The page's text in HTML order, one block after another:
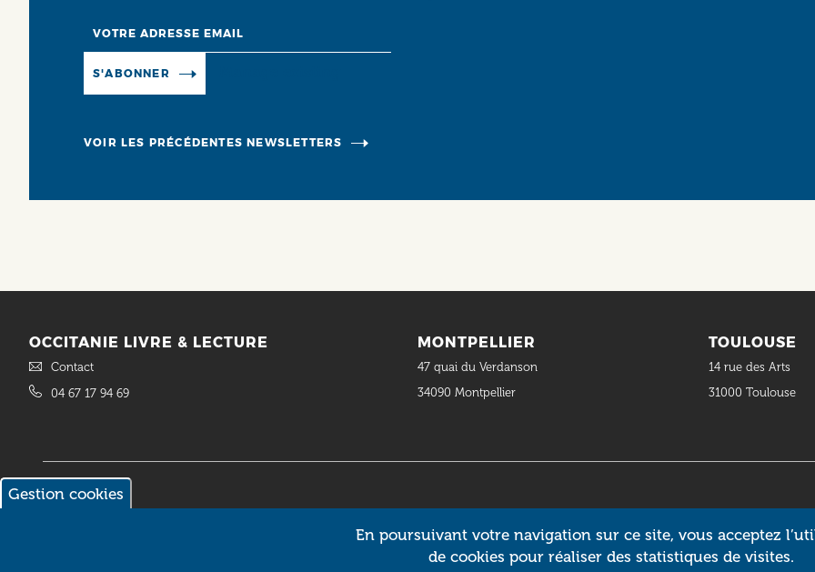
S'ABONNER
VOIR LES PRÉCÉDENTES NEWSLETTERS
OCCITANIE LIVRE & LECTURE
Contact
04 67 17 94 69
MONTPELLIER
47 quai du Verdanson
34090 Montpellier
TOULOUSE
14 rue des Arts
31000 Toulouse
Intuitiv Interactive
Gestion cookies
En poursuivant votre navigation sur ce site, vous acceptez
de cookies pour réaliser des statistiques de visites.